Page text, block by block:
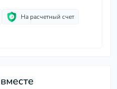
На расчетный счет